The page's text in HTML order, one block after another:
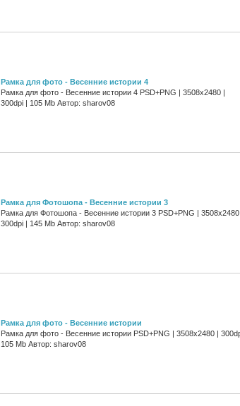
Рамка для фото - Весенние истории 4
Рамка для фото - Весенние истории 4 PSD+PNG | 3508x2480 |
300dpi | 105 Mb Автор: sharov08
Рамка для Фотошопа - Весенние истории 3
Рамка для Фотошопа - Весенние истории 3 PSD+PNG |
300dpi | 145 Mb Автор: sharov08
Рамка для фото - Весенние истории
Рамка для фото - Весенние истории PSD+PNG | 3508x2480 |
105 Mb Автор: sharov08